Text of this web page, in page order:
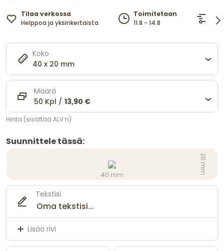
Tilaa verkossa
Helppoa ja yksinkertaista
Toimitetaan
11.8 - 14.8
yli
Koko
40 x 20 mm
Määrä
50 Kpl / 13,90 €
Hinta (sisältää ALV:n)
Suunnittele tässä:
20 mm
40 mm
Tekstisi
Lisää rivi